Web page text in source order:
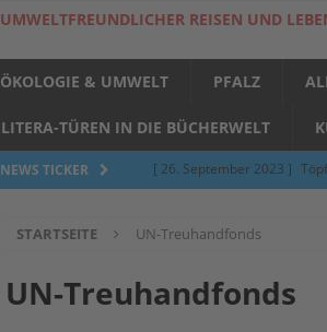
UMWELTFREUNDLICHER REISEN UND
ÖKOLOGIE & UMWELT PFALZ
LITERA-TÜREN IN DIE BÜCHERWELT
NEWS TICKER [ 26. September 2023 ]
[ 5. Juni 2023 ] Töpfern am
ALLGEMEIN
STARTSEITE UN-Treuhandfonds
UN-Treuhandfonds